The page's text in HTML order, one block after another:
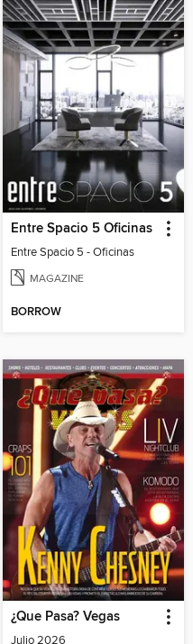
Entre Spacio 5 Oficinas
Entre Spacio 5 - Oficinas
MAGAZINE
BORROW
¿Que Pasa? Vegas
Julio 2026